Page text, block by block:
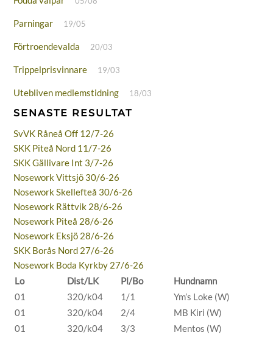
Parningar 19/05
Förtroendevalda 20/03
Trippelprisvinnare 19/03
Utebliven medlemstidning 18/03
SENASTE RESULTAT
SvVK Råneå Off 12/7-26
SKK Piteå Nord 11/7-26
SKK Gällivare Int 3/7-26
Nosework Vittsjö 30/6-26
Nosework Skellefteå 30/6-26
Nosework Rättvik 28/6-26
Nosework Piteå 28/6-26
Nosework Eksjö 28/6-26
SKK Borås Nord 27/6-26
Nosework Boda Kyrkby 27/6-26
Lo
Dist/LK Pl/Bo
Hundnamn
01
320/k04 1/1
Ym’s Loke (W)
01
320/k04 2/4
MB Kiri (W)
01
320/k04 3/3
Mentos (W)